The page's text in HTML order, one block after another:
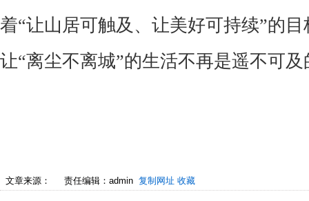
着“让山居可触及、让美好可持续”的目
让“离尘不离城”的生活不再是遥不可及
文章来源： 责任编辑：admin 复制网址 收藏